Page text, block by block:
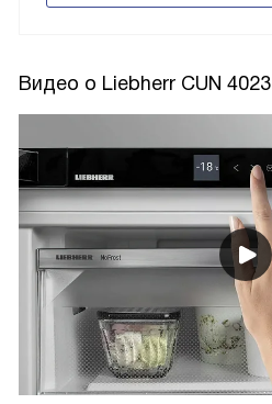
Видео о Liebherr CUN 4023